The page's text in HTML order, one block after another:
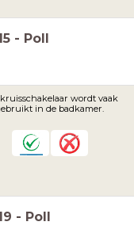
- Poll
wordt vaak
in de badkamer.
- Poll